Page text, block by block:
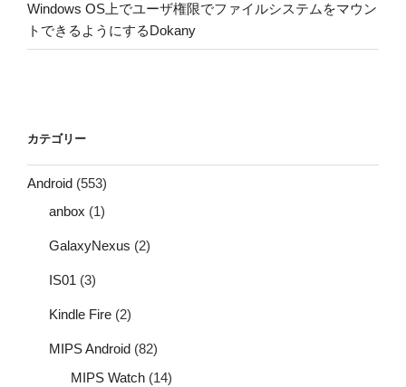
Windows OS上でユーザ権限でファイルシステムをマウン
トできるようにするDokany
カテゴリー
Android (553)
anbox (1)
GalaxyNexus (2)
IS01 (3)
Kindle Fire (2)
MIPS Android (82)
MIPS Watch (14)